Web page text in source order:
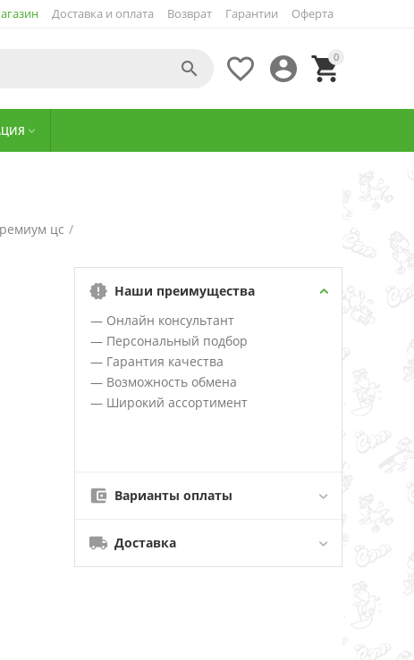
Доставка и оплата Возврат Гарантии Оферта
0





цс /
Наши преимущества
— Онлайн консультант
— Персональный подбор
— Гарантия качества
— Возможность обмена
— Широкий ассортимент
Варианты оплаты
Доставка